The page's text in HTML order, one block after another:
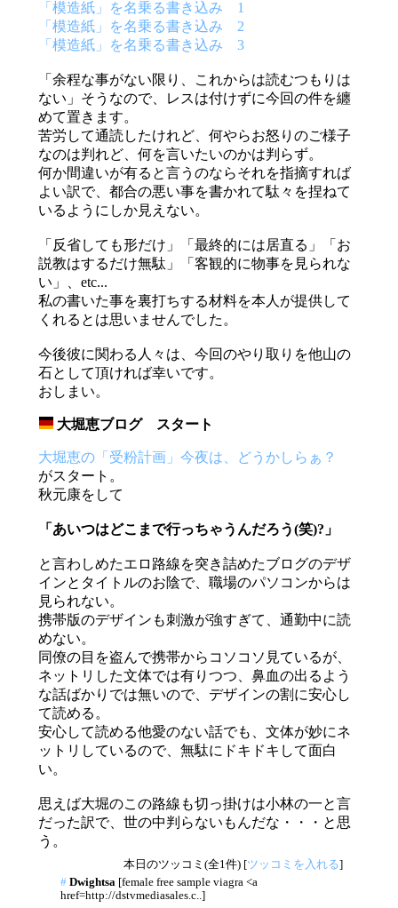
「模造紙」を名乗る書き込み 1
「模造紙」を名乗る書き込み 2
「模造紙」を名乗る書き込み 3
「余程な事がない限り、これからは読むつもりは
ない」そうなので、レスは付けずに今回の件を纏
めて置きます。
苦労して通読したけれど、何やらお怒りのご様子
なのは判れど、何を言いたいのかは判らず。
何か間違いが有ると言うのならそれを指摘すれば
よい訳で、都合の悪い事を書かれて駄々を捏ねて
いるようにしか見えない。
「反省しても形だけ」「最終的には居直る」「お
説教はするだけ無駄」「客観的に物事を見られな
い」、etc...
私の書いた事を裏打ちする材料を本人が提供して
くれるとは思いませんでした。
今後彼に関わる人々は、今回のやり取りを他山の
石として頂ければ幸いです。
おしまい。
大堀恵ブログ スタート
大堀恵の「受粉計画」今夜は、どうかしらぁ？
がスタート。
秋元康をして
「あいつはどこまで行っちゃうんだろう(笑)?」
と言わしめたエロ路線を突き詰めたブログのデザ
インとタイトルのお陰で、職場のパソコンからは
見られない。
携帯版のデザインも刺激が強すぎて、通勤中に読
めない。
同僚の目を盗んで携帯からコソコソ見ているが、
ネットリした文体では有りつつ、鼻血の出るよう
な話ばかりでは無いので、デザインの割に安心し
て読める。
安心して読める他愛のない話でも、文体が妙にネ
ットリしているので、無駄にドキドキして面白
い。
思えば大堀のこの路線も切っ掛けは小林の一と言
だった訳で、世の中判らないもんだな・・・と思
う。
本日のツッコミ(全1件) [ツッコミを入れる]
# Dwightsa [female free sample viagra <a
href=http://dstvmediasales.c..]